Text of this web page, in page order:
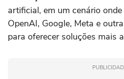
artificial, em um cenário
OpenAI, Google, Meta e
para oferecer soluções mais